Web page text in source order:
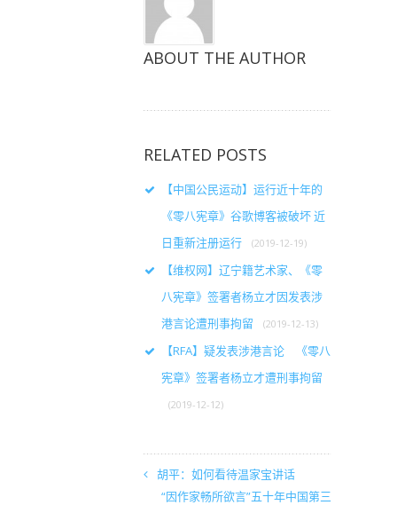
ABOUT THE AUTHOR
RELATED POSTS
【中国公民运动】运行近十年的
《零八宪章》谷歌博客被破坏 近
日重新注册运行
(2019-12-19)
【维权网】辽宁籍艺术家、《零
八宪章》签署者杨立才因发表涉
港言论遭刑事拘留
(2019-12-13)
【RFA】疑发表涉港言论 《零八
宪章》签署者杨立才遭刑事拘留
(2019-12-12)
胡平：如何看待温家宝讲话
“因作家畅所欲言”五十年中国第三